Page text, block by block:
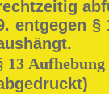
entgegen §
13